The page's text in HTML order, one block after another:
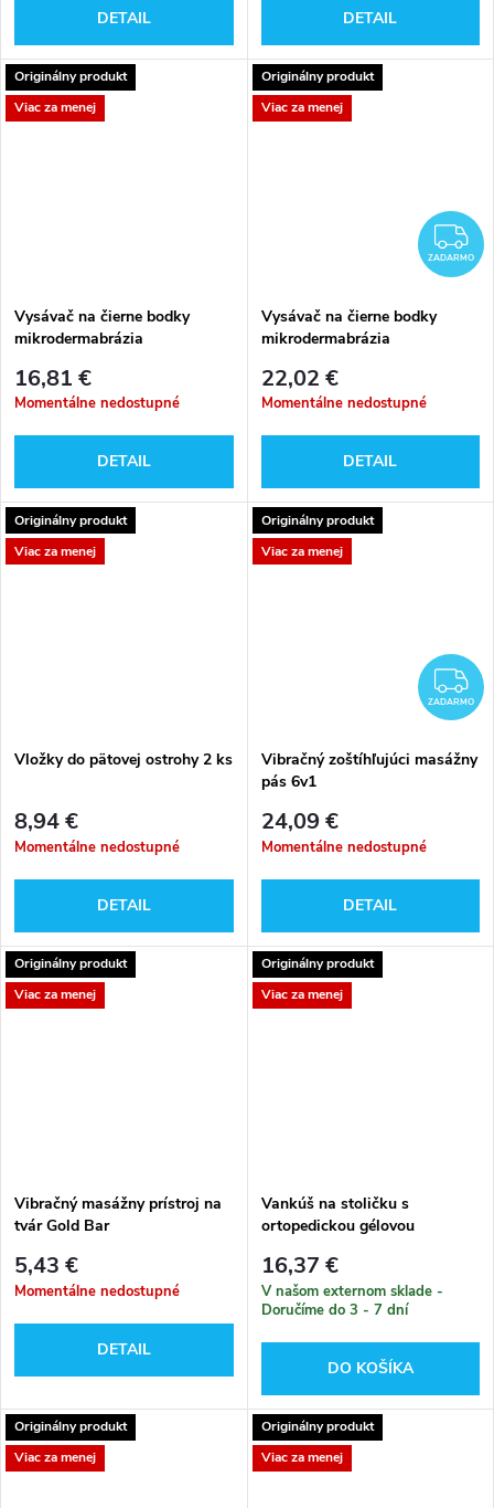
DETAIL DETAIL
Originálny produkt
Viac za menej
Vysávač na čierne bodky
mikrodermabrázia
16,81 €
Momentálne nedostupné
DETAIL
Originálny produkt
Viac za menej
ZADARMO
Vysávač na čierne bodky
mikrodermabrázia
22,02 €
Momentálne nedostupné
DETAIL
Originálny produkt
Viac za menej
Vložky do pätovej ostrohy 2 ks
8,94 €
Momentálne nedostupné
DETAIL
Originálny produkt
Viac za menej
ZADARMO
Vibračný zoštíhľujúci masážny
pás 6v1
24,09 €
Momentálne nedostupné
DETAIL
Originálny produkt
Viac za menej
Vibračný masážny prístroj na
tvár Gold Bar
5,43 €
Momentálne nedostupné
DETAIL
Originálny produkt
Viac za menej
Vankúš na stoličku s
ortopedickou gélovou
16,37 €
V našom externom sklade -
Doručíme do 3 - 7 dní
DO KOŠÍKA
Originálny produkt
Viac za menej
Originálny produkt
Viac za menej